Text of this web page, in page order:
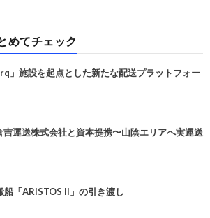
めてチェック
」施設を起点とした新たな配送プラットフォー
運送株式会社と資本提携〜山陰エリアへ実運送
船「ARISTOS II」の引き渡し